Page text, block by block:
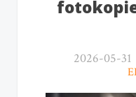
2026-05-31